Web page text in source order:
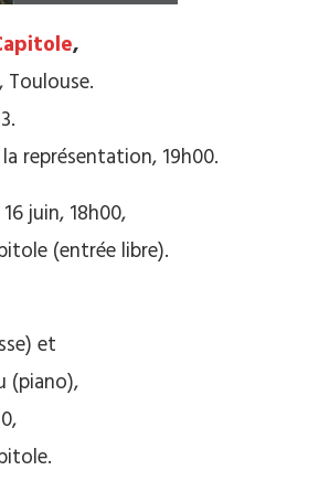
,
Toulouse.
représentation, 19h00.
juin, 18h00,
(entrée libre).
et
(piano),